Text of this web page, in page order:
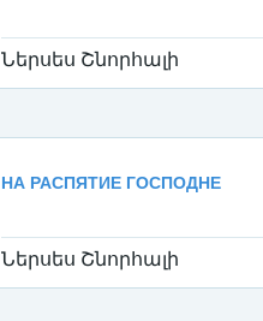
Ներսես Շնորհալի
НА РАСПЯТИЕ ГОСПОДНЕ
Ներսես Շնորհալի